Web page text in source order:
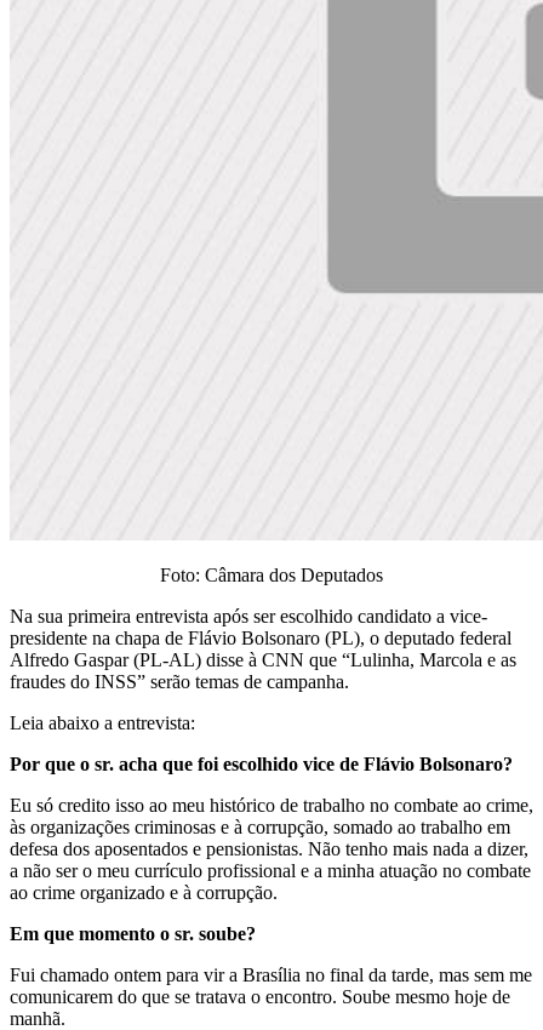
Foto: Câmara dos Deputados
Na sua primeira entrevista após ser escolhido candidato a vice-
presidente na chapa de Flávio Bolsonaro (PL), o deputado federal
Alfredo Gaspar (PL-AL) disse à CNN que “Lulinha, Marcola e as
fraudes do INSS” serão temas de campanha.
Leia abaixo a entrevista:
Por que o sr. acha que foi escolhido vice de Flávio Bolsonaro?
Eu só credito isso ao meu histórico de trabalho no combate ao crime,
às organizações criminosas e à corrupção, somado ao trabalho em
defesa dos aposentados e pensionistas. Não tenho mais nada a dizer,
a não ser o meu currículo profissional e a minha atuação no combate
ao crime organizado e à corrupção.
Em que momento o sr. soube?
Fui chamado ontem para vir a Brasília no final da tarde, mas sem me
comunicarem do que se tratava o encontro. Soube mesmo hoje de
manhã.